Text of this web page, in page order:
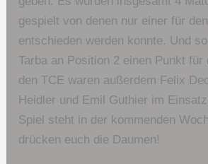
gespielt von denen nur einer für
entschieden werden konnte. Und
Tarba an Position 2 einen Punkt für
den TCE waren außerdem Felix
Heidler und Emil Guthier im
Spiel steht in der kommenden
drücken euch die Daumen!